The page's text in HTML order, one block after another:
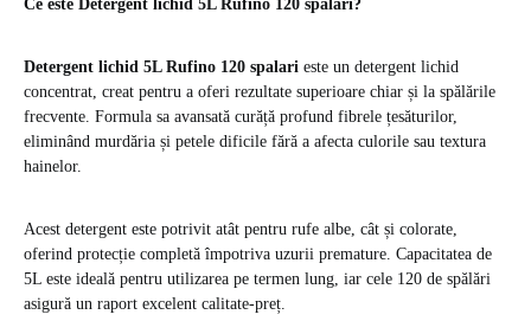
Ce este Detergent lichid 5L Rufino 120 spalari?
Detergent lichid 5L Rufino 120 spalari este un detergent lichid
concentrat, creat pentru a oferi rezultate superioare chiar și la spălările
frecvente. Formula sa avansată curăță profund fibrele țesăturilor,
eliminând murdăria și petele dificile fără a afecta culorile sau textura
hainelor.
Acest detergent este potrivit atât pentru rufe albe, cât și colorate,
oferind protecție completă împotriva uzurii premature. Capacitatea de
5L este ideală pentru utilizarea pe termen lung, iar cele 120 de spălări
asigură un raport excelent calitate-preț.